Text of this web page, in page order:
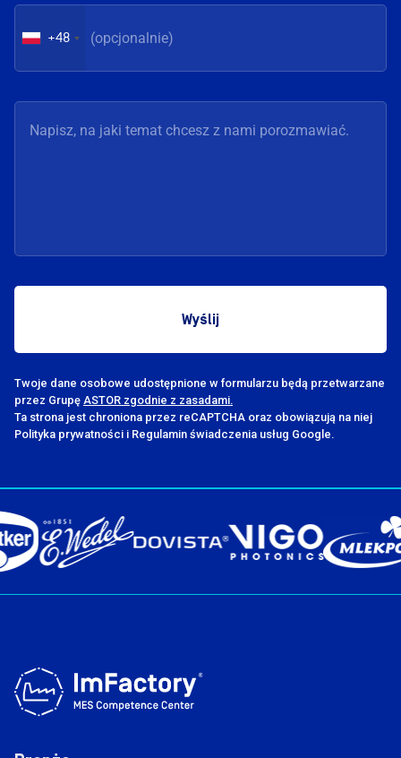
+48
Twoje dane osobowe udostępnione w formularzu będą przetwarzane
przez Grupę ASTOR zgodnie z zasadami.
Ta strona jest chroniona przez reCAPTCHA oraz obowiązują na niej
Polityka prywatności i Regulamin świadczenia usług Google.